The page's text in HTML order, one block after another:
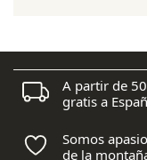
A partir de
gratis a
Somos
de la